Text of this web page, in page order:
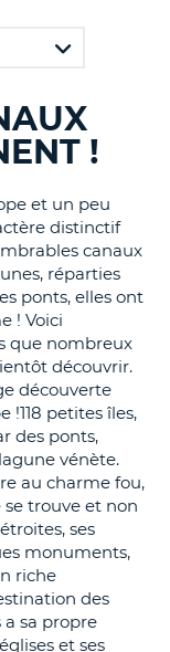
!
et un peu
distinctif
canaux
réparties
ponts, elles ont
! Voici
que nombreux
découvrir.
découverte
!118 petites îles,
des ponts,
vénète.
au charme fou,
trouve et non
ses
monuments,
riche
des
a sa propre
et ses